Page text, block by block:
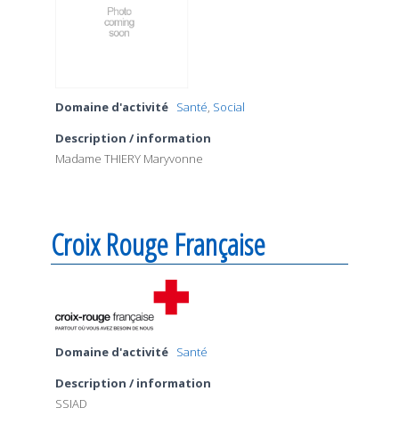
Domaine d'activité Santé, Social
Description / information
Madame THIERY Maryvonne
Croix Rouge Française
Domaine d'activité Santé
Description / information
SSIAD